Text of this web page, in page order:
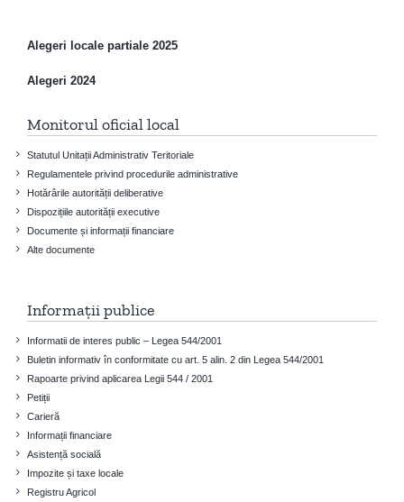
Alegeri locale partiale 2025
Alegeri 2024
Monitorul oficial local
Statutul Unitații Administrativ Teritoriale
Regulamentele privind procedurile administrative
Hotărârile autorității deliberative
Dispozițiile autorității executive
Documente și informații financiare
Alte documente
Informații publice
Informatii de interes public – Legea 544/2001
Buletin informativ în conformitate cu art. 5 alin. 2 din Legea 544/2001
Rapoarte privind aplicarea Legii 544 / 2001
Petiții
Carieră
Informații financiare
Asistență socială
Impozite și taxe locale
Registru Agricol